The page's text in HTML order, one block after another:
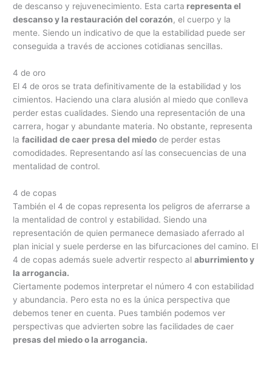
de descanso y rejuvenecimiento. Esta carta representa el
descanso y la restauración del corazón, el cuerpo y la
mente. Siendo un indicativo de que la estabilidad puede ser
conseguida a través de acciones cotidianas sencillas.
4 de oro
El 4 de oros se trata definitivamente de la estabilidad y los
cimientos. Haciendo una clara alusión al miedo que conlleva
perder estas cualidades. Siendo una representación de una
carrera, hogar y abundante materia. No obstante, representa
lafacilidad de caer presa del miedo de perder estas
comodidades. Representando así las consecuencias de una
mentalidad de control.
4 de copas
También el 4 de copas representa los peligros de aferrarse a
la mentalidad de control y estabilidad. Siendo una
representación de quien permanece demasiado aferrado al
plan inicial y suele perderse en las bifurcaciones del camino. El
4 de copas además suele advertir respecto alaburrimiento y
la arrogancia.
Ciertamente podemos interpretar el número 4 con estabilidad
y abundancia. Pero esta no es la única perspectiva que
debemos tener en cuenta. Pues también podemos ver
perspectivas que advierten sobre las facilidades de caer
presas del miedo o la arrogancia.